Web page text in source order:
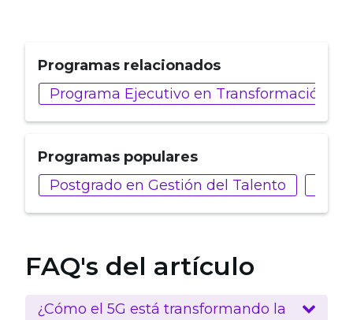
Programas relacionados
Programa Ejecutivo en Transformación
Programas populares
Postgrado en Gestión del Talento
FAQ's del artículo
¿Cómo el 5G está transformando la